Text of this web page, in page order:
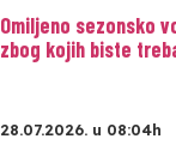
Omiljeno sezonsko
zbog kojih biste
28.07.2026. u 08:04h